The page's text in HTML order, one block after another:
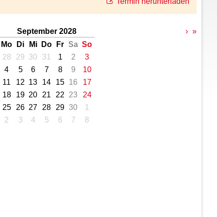
September 2028
Mo
Di Mi Do Fr Sa So
28
29 30 31 1 2
3
4
5 6 7 8 9
10
11
12 13 14 15 16
17
18
19 20 21 22 23
24
25
26 27 28 29 30
1
2
3 4 5 6 7 8
› »